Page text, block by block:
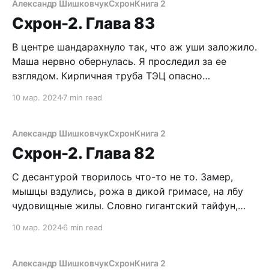
металлокерамикой. – Я тебе не нужна? – Конечно
нужна! Смотри, все готово! – махнул в сторону
Александр ШишковчукСхронКнига 2
Схрон-2. Глава 83
В центре шандарахнуло так, что аж уши заложило.
Маша нервно обернулась. Я проследил за ее
взглядом. Кирпичная труба ТЭЦ опасно
а рухнула, вздымая тучи пыли, осколков и сажи.
усмехнувшись, подумал я и вернулся к
прерванному занятию. Вскоре
10 мар. 20247 min read
Александр ШишковчукСхронКнига 2
Схрон-2. Глава 82
С десантурой творилось что-то не то. Замер,
мышцы вздулись, рожа в дикой гримасе, на лбу
чудовищные жилы. Словно гигантский тайфун,
разразиться адским шквалом и тотальным
на Вована. Прощай, Кандалакша… ВДВ и так
10 мар. 20246 min read
Александр ШишковчукСхронКнига 2